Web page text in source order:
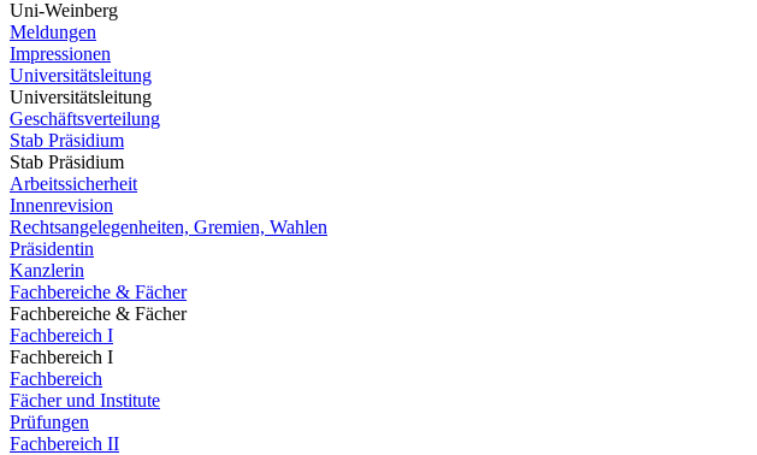
Uni-Weinberg
Meldungen
Impressionen
Universitätsleitung
Universitätsleitung
Geschäftsverteilung
Stab Präsidium
Stab Präsidium
Arbeitssicherheit
Innenrevision
Rechtsangelegenheiten, Gremien, Wahlen
Präsidentin
Kanzlerin
Fachbereiche & Fächer
Fachbereiche & Fächer
Fachbereich I
Fachbereich I
Fachbereich
Fächer und Institute
Prüfungen
Fachbereich II